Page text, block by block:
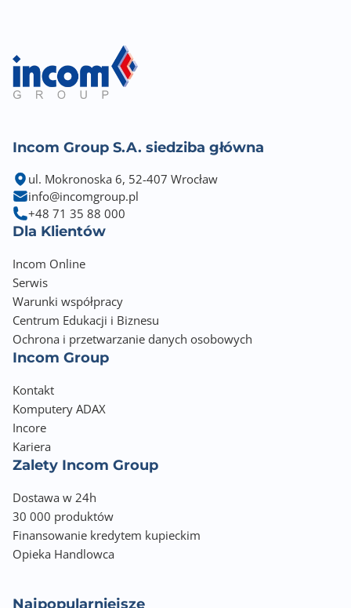
Incom Group S.A. siedziba główna
ul. Mokronoska 6, 52-407 Wrocław
info@incomgroup.pl
+48 71 35 88 000
Dla Klientów
Incom Online
Serwis
Warunki współpracy
Centrum Edukacji i Biznesu
Ochrona i przetwarzanie danych osobowych
Incom Group
Kontakt
Komputery ADAX
Incore
Kariera
Zalety Incom Group
Dostawa w 24h
30 000 produktów
Finansowanie kredytem kupieckim
Opieka Handlowca
Najpopularniejsze